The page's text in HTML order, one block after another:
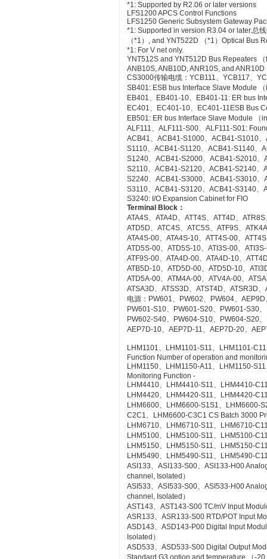
*1: Supported by R2.06 or later versions
LFS1200 APCS Control Functions
LFS1250 Generic Subsystem Gateway
*1: Supported in version R3.04 or later.总
（*1）, and YNT522D （*1）Optical Bus
*1: For V net only.
YNT512S and YNT512D Bus Repeaters
ANB10S, ANB10D, ANR10S, and
CS3000传输电缆：YCB111、YCB117、
SB401: ESB bus Interface Slave Module
EB401、EB401-10、EB401-11: ER bus
EC401、EC401-10、EC401-11ESB Bus
EB501: ER bus Interface Slave Module （
ALF111、ALF111-S00、ALF111-S01:
ACB41、ACB41-S1000、ACB41-S1010
S1110、ACB41-S1120、ACB41-S1140
S1240、ACB41-S2000、ACB41-S2010
S2110、ACB41-S2120、ACB41-S2140
S2240、ACB41-S3000、ACB41-S3010
S3110、ACB41-S3120、ACB41-S3140
S3240: I/O Expansion Cabinet for FIO
Terminal Block ：
ATA4S、ATA4D、ATT4S、ATT4D、
ATD5D、ATC4S、ATC5S、ATF9S、
ATA4S-00、ATA4S-10、ATT4S-00、
ATD5S-00、ATD5S-10、ATI3S-00、
ATF9S-00、ATA4D-00、ATA4D-10、
ATB5D-10、ATD5D-00、ATD5D-10、
ATD5A-00、ATM4A-00、ATV4A-00、
ATSA3D、ATSS3D、ATST4D、ATSR3D
电源：PW601、PW602、PW604、
PW601-S10、PW601-S20、PW601-S30
PW602-S40、PW604-S10、PW604-S20
AEP7D-10、AEP7D-11、AEP7D-20、
LHM1101、LHM1101-S11、LHM1101-
Function Number of operation and
LHM1150、LHM1150-A11、LHM1150-
Monitoring Function -
LHM4410、LHM4410-S11、LHM4410-
LHM4420、LHM4420-S11、LHM4420-
LHM6600、LHM6600-S1S1、LHM6600-
C2C1、LHM6600-C3C1 CS Batch 3000
LHM6710、LHM6710-S11、LHM6710-
LHM5100、LHM5100-S11、LHM5100-
LHM5150、LHM5150-S11、LHM5150-
LHM5490、LHM5490-S11、LHM5490-
ASI133、ASI133-S00、ASI133-H00
channel, Isolated）
ASI533、ASI533-S00、ASI533-H00
channel, Isolated）
AST143、AST143-S00 TC/mV Input
ASR133、ASR133-S00 RTD/POT Input
ASD143、ASD143-P00 Digital Input
Isolated）
ASD533、ASD533-S00 Digital Output
Standard G3 option and temperature （-20